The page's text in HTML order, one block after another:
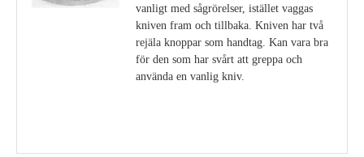
vanligt med sågrörelser, istället vaggas
kniven fram och tillbaka. Kniven har två
rejäla knoppar som handtag. Kan vara bra
för den som har svårt att greppa och
använda en vanlig kniv.